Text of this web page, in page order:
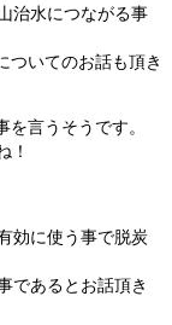
治水につながる事
ついてのお話も頂き
言うそうです。
！
効に使う事で脱炭
であるとお話頂き